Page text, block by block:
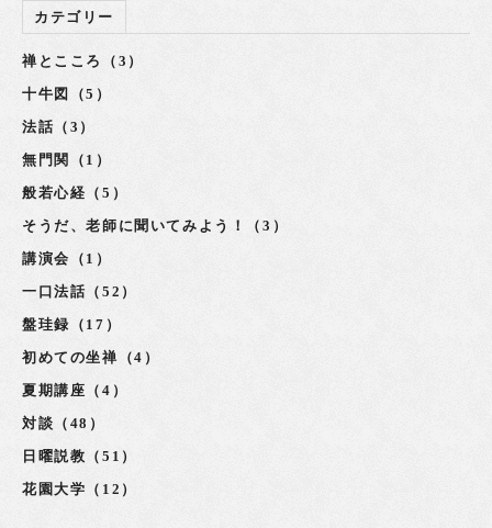
カテゴリー
禅とこころ（3）
十牛図（5）
法話（3）
無門関（1）
般若心経（5）
そうだ、老師に聞いてみよう！（3）
講演会（1）
一口法話（52）
盤珪録（17）
初めての坐禅（4）
夏期講座（4）
対談（48）
日曜説教（51）
花園大学（12）